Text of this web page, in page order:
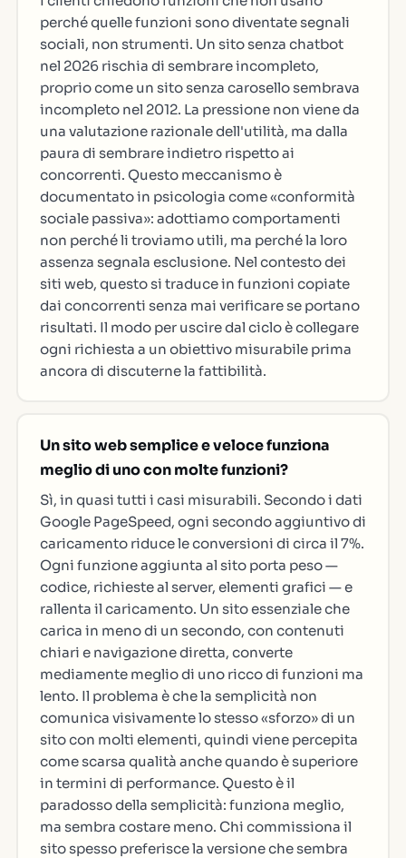
perché quelle funzioni sono diventate segnali
sociali, non strumenti. Un sito senza chatbot
nel 2026 rischia di sembrare incompleto,
proprio come un sito senza carosello sembrava
incompleto nel 2012. La pressione non viene da
una valutazione razionale dell'utilità, ma dalla
paura di sembrare indietro rispetto ai
concorrenti. Questo meccanismo è
documentato in psicologia come «conformità
sociale passiva»: adottiamo comportamenti
non perché li troviamo utili, ma perché la loro
assenza segnala esclusione. Nel contesto dei
siti web, questo si traduce in funzioni copiate
dai concorrenti senza mai verificare se portano
risultati. Il modo per uscire dal ciclo è collegare
ogni richiesta a un obiettivo misurabile prima
ancora di discuterne la fattibilità.
Un sito web semplice e veloce funziona
meglio di uno con molte funzioni?
Sì, in quasi tutti i casi misurabili. Secondo i dati
Google PageSpeed, ogni secondo aggiuntivo di
caricamento riduce le conversioni di circa il 7%.
Ogni funzione aggiunta al sito porta peso —
codice, richieste al server, elementi grafici — e
rallenta il caricamento. Un sito essenziale che
carica in meno di un secondo, con contenuti
chiari e navigazione diretta, converte
mediamente meglio di uno ricco di funzioni ma
lento. Il problema è che la semplicità non
comunica visivamente lo stesso «sforzo» di un
sito con molti elementi, quindi viene percepita
come scarsa qualità anche quando è superiore
in termini di performance. Questo è il
paradosso della semplicità: funziona meglio,
ma sembra costare meno. Chi commissiona il
sito spesso preferisce la versione che sembra